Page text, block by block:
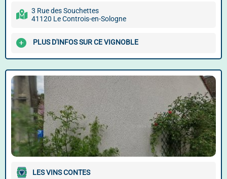
3 Rue des Souchettes
41120 Le Controis-en-Sologne
PLUS D'INFOS SUR CE VIGNOBLE
LES VINS CONTES